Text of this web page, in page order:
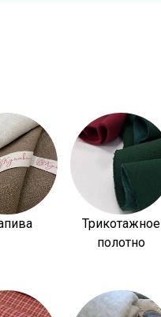
Трикотажное
полотно